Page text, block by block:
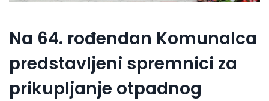
Na 64. rođendan Komunalca
predstavljeni spremnici za
prikupljanje otpadnog